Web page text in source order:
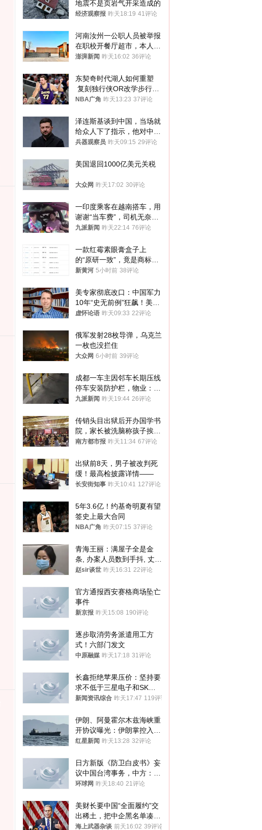
地震不是页岩气开采造成的
经济观察报 昨天18:19 41评论
河南汝州一公职人员被举报
在职校开餐厅超市，本人回
应称“是给别人帮忙”
澎湃新闻 昨天16:02 36评论
东契奇时代湖人如何重塑
复刻独行侠OR改学步行
者？
NBA广角 昨天13:23 37评论
泽连斯基谈到中国，当场就
给众人下了指示，他对中国
和中乌关系，显然又有了新
兵器观察员 昨天09:15 29评论
美国退回1000亿美元关税
大众网 昨天17:02 30评论
一印度乘客在越南搭车，用
谢谢“当车费”，司机无奈发
笑；印度网友：不代表印度
九派新闻 昨天22:14 76评论
一款红霉素眼膏盒子上
的“原研一致”，竟是商标！
律师：极易误导消费者；网
新黄河 5小时前 38评论
美专家彻底改口：中国军力
10年“史无前例”狂飙！美军
真慌了
虚怀论语 昨天09:33 22评论
俄军发射28枚导弹，乌克兰
一枚也没拦住
大众网 6小时前 39评论
成都一车主因邻车长期压线
停车安装防护栏，物业：不
建议装护栏，也会影响自身
九派新闻 昨天19:44 26评论
传销头目出狱后开办国学书
院，家长被洗脑称孩子挨打
才有效果
南方都市报 昨天11:34 67评论
出狱前8天，男子被改判死
缓！最高检披露详情——
长安街知事 昨天10:41 127评论
5年3.6亿！约基奇明夏有望
签史上最大合同
NBA广角 昨天07:15 37评论
青海王丽：满屋子全是金
条, 办案人员数到手抖, 丈夫
受不了提前离场
赵sir谈世 昨天16:31 22评论
官方通报西安赛格商场坠亡
事件
新京报 昨天15:08 190评论
逐步取消劳务派遣用工方
式！六部门发文
中原融媒 昨天17:18 31评论
长鑫拒绝苹果压价：坚持要
求不低于三星电子和SK海
力士
新闻资讯综合 昨天17:47 119评论
伊朗、阿曼霍尔木兹海峡重
开协议曝光：伊朗掌控入湾
航道，与阿曼平分“服务费”
红星新闻 昨天13:28 32评论
日方新版《防卫白皮书》妄
议中国台湾事务，中方：强
烈不满、坚决反对，已向日
环球网 昨天18:40 21评论
美财长要中国“全面履约”交
出稀土，把中企黑名单凑到
187家，中方做最坏打算
海上武器杂谈 前天16:02 39评论